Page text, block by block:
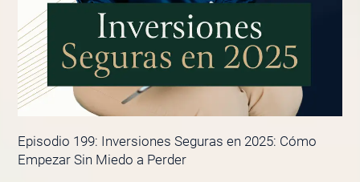
Episodio 199: Inversiones Seguras en 2025: Cómo
Empezar Sin Miedo a Perder